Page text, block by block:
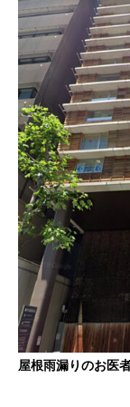
屋根雨漏りのお医